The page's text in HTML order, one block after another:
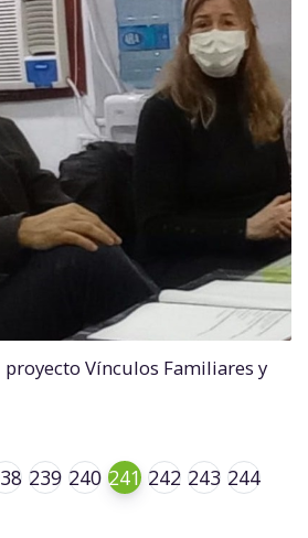
Vínculos Familiares y
239 240 241 242 243 244